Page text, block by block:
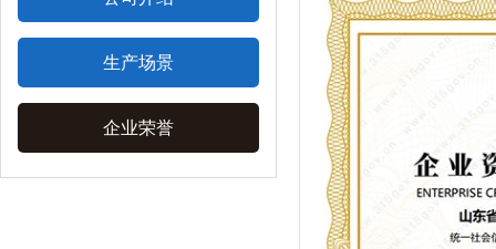
生产场景
企业荣誉